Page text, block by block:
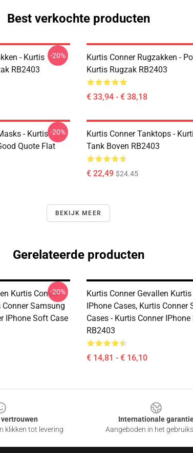
Best verkochte producten
- Kurtis
RB2403
-20%
Kurtis Conner Rugzakken -
Kurtis Rugzak RB2403
€ 33,94 - € 38,18
- Kurtis
Quote Flat
-20%
Kurtis Conner Tanktops -
Tank Boven RB2403
€ 22,49 $24.45
BEKIJK MEER
Gerelateerde producten
Kurtis Conner
Conner Samsung
IPhone Soft Case
-20%
Kurtis Conner Gevallen
IPhone Cases, Kurtis Conner
Cases - Kurtis Conner
RB2403
€ 14,81 - € 16,10
klikken tot levering
Internationale
Aangeboden in het